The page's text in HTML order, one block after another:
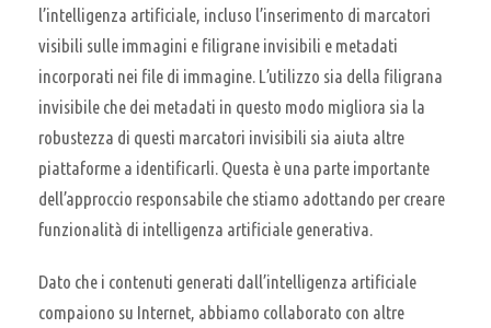
l’intelligenza artificiale, incluso l’inserimento di marcatori
visibili sulle immagini e filigrane invisibili e metadati
incorporati nei file di immagine. L’utilizzo sia della filigrana
invisibile che dei metadati in questo modo migliora sia la
robustezza di questi marcatori invisibili sia aiuta altre
piattaforme a identificarli. Questa è una parte importante
dell’approccio responsabile che stiamo adottando per creare
funzionalità di intelligenza artificiale generativa.
Dato che i contenuti generati dall’intelligenza artificiale
compaiono su Internet, abbiamo collaborato con altre